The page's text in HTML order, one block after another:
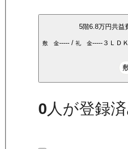
5階6.8万円共益
敷 金----- /礼 金----- ３ＬＤＫ
0人が登録